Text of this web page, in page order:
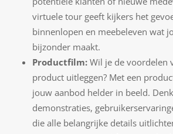
virtuele tour geeft kijkers het
binnenlopen en meebeleven wat
bijzonder maakt.
Productfilm: Wil je de voordelen
product uitleggen? Met een
jouw aanbod helder in beeld.
demonstraties,
die alle belangrijke details